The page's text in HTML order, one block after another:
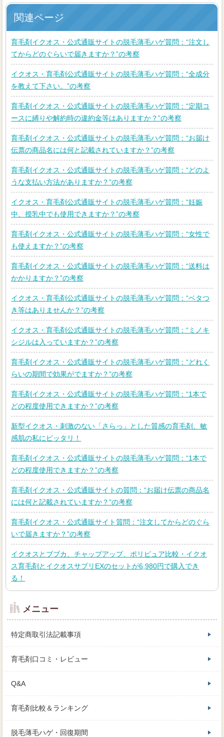
関連ページ
育毛剤イクオス・公式通販サイトの脱毛薄毛ハゲ質問：“注文し
てからどのぐらいで届きますか？”の考察
イクオス・育毛剤公式通販サイトの脱毛薄毛ハゲ質問：“全成分
を教えて下さい。”の考察
育毛剤イクオス・公式通販サイトの脱毛薄毛ハゲ質問：“定期コ
ースに縛りや解約時の違約金等はありますか？”の考察
育毛剤イクオス・公式通販サイトの脱毛薄毛ハゲ質問：“お届け
伝票の商品名には何と記載されていますか？”の考察
育毛剤イクオス・公式通販サイトの脱毛薄毛ハゲ質問：“どのよ
うな支払い方法がありますか？”の考察
イクオス・育毛剤公式通販サイトの脱毛薄毛ハゲ質問：“妊娠
中、授乳中でも使用できますか？”の考察
育毛剤イクオス・公式通販サイトの脱毛薄毛ハゲ質問：“女性で
も使えますか？”の考察
育毛剤イクオス・公式通販サイトの脱毛薄毛ハゲ質問：“送料は
かかりますか？”の考察
イクオス・育毛剤公式通販サイトの脱毛薄毛ハゲ質問：“ベタつ
き等はありませんか？”の考察
イクオス・育毛剤公式通販サイトの脱毛薄毛ハゲ質問：“ミノキ
シジルは入っていますか？”の考察
育毛剤イクオス・公式通販サイトの脱毛薄毛ハゲ質問：“どれく
らいの期間で効果がでますか？”の考察
育毛剤イクオス・公式通販サイトの脱毛薄毛ハゲ質問：“1本で
どの程度使用できますか？”の考察
新型イクオス・刺激のない「さらっ」とした質感の育毛剤、敏
感肌の私にピッタリ！
育毛剤イクオス・公式通販サイトの脱毛薄毛ハゲ質問：“1本で
どの程度使用できますか？”の考察
育毛剤イクオス・公式通販サイトの質問：“お届け伝票の商品名
には何と記載されていますか？”の考察
育毛剤イクオス・公式通販サイト質問：“注文してからどのぐら
いで届きますか？”の考察
イクオスとブブカ、チャップアップ、ポリピュア比較・イクオ
ス育毛剤とイクオスサプリEXのセットが6,980円で購入でき
る！
メニュー
特定商取引法記載事項
育毛剤口コミ・レビュー
Q&A
育毛剤比較＆ランキング
脱毛薄毛ハゲ・回復期間